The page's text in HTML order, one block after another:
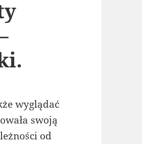
wyglądać
swoją
od